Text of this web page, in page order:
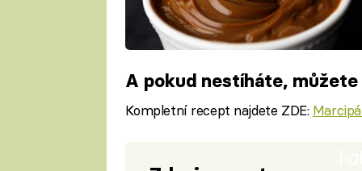
A pokud nestíháte,
Kompletní recept najdete ZDE: